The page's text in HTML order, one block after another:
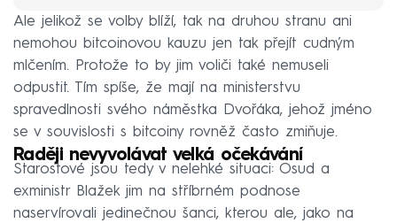
Ale jelikož se volby blíží, tak na druhou stranu ani
nemohou bitcoinovou kauzu jen tak přejít cudným
mlčením. Protože to by jim voliči také nemuseli
odpustit. Tím spíše, že mají na ministerstvu
spravedlnosti svého náměstka Dvořáka, jehož jméno
se v souvislosti s bitcoiny rovněž často zmiňuje.
Raději nevyvolávat velká očekávání
Starostové jsou tedy v nelehké situaci: Osud a
exministr Blažek jim na stříbrném podnose
naservírovali jedinečnou šanci, kterou ale, jako na